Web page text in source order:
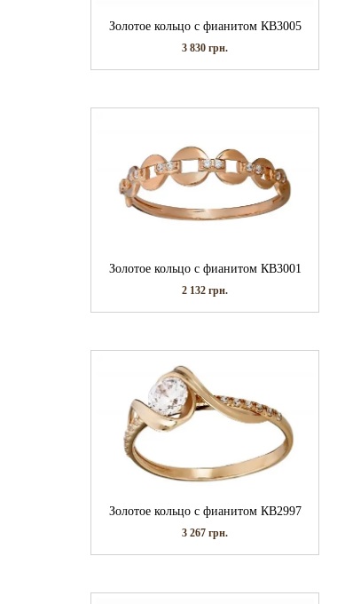
Золотое кольцо с фианитом КВ3005
3 830грн.
Золотое кольцо с фианитом КВ3001
2 132грн.
Золотое кольцо с фианитом КВ2997
3 267грн.